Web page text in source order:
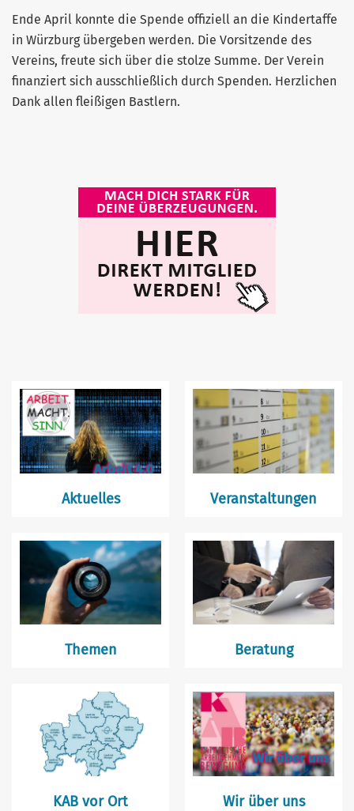
Ende April konnte die Spende offiziell an die Kindertaffe
in Würzburg übergeben werden. Die Vorsitzende des
Vereins, freute sich über die stolze Summe. Der Verein
finanziert sich ausschließlich durch Spenden. Herzlichen
Dank allen fleißigen Bastlern.
Aktuelles Veranstaltungen
Themen Beratung
KAB vor Ort Wir über uns